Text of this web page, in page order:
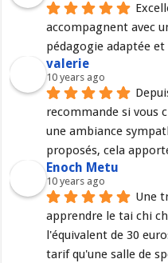
accompagnent avec
pédagogie adaptée
valerie
10 years ago
recommande si vous
une ambiance
proposés, cela
Enoch Metu
10 years ago
Une
apprendre le tai chi
l'équivalent de 30
tarif qu'une salle de